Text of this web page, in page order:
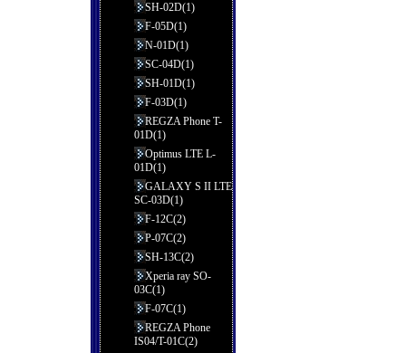
SH-02D(1)
F-05D(1)
N-01D(1)
SC-04D(1)
SH-01D(1)
F-03D(1)
REGZA Phone T-
01D(1)
Optimus LTE L-
01D(1)
GALAXY S II LTE
SC-03D(1)
F-12C(2)
P-07C(2)
SH-13C(2)
Xperia ray SO-
03C(1)
F-07C(1)
REGZA Phone
IS04/T-01C(2)